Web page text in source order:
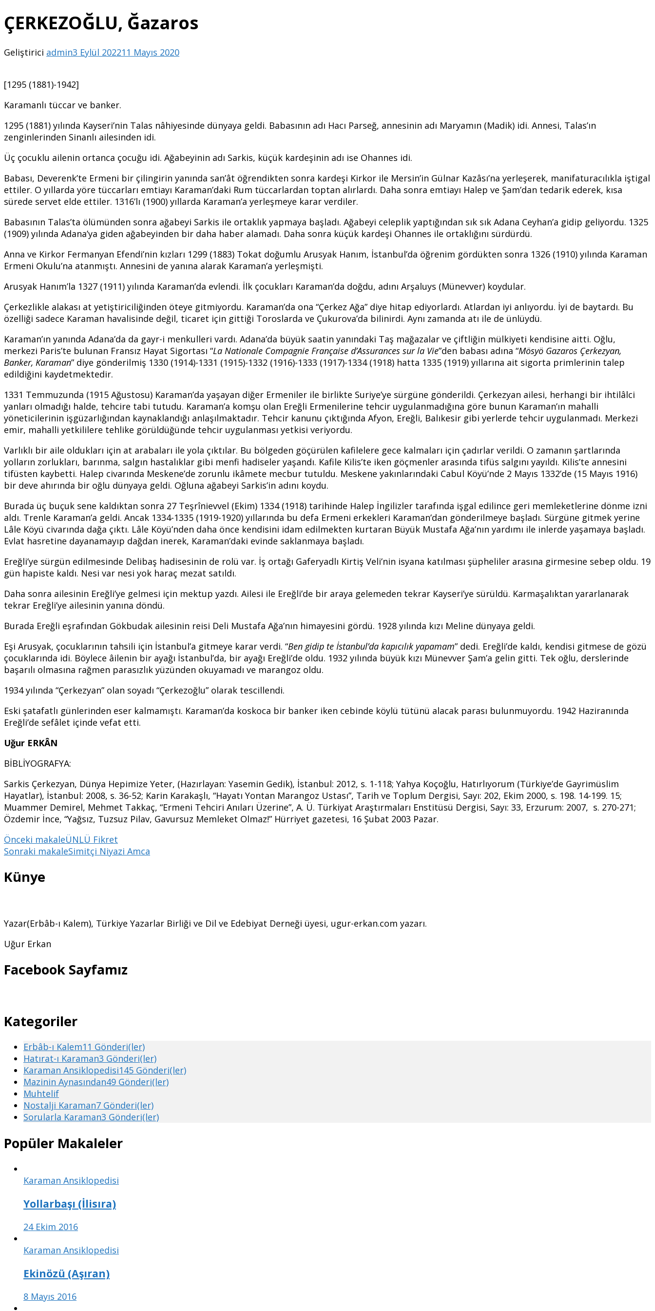
ÇERKEZOĞLU, Ğazaros
Geliştirici admin3 Eylül 202211 Mayıs 2020
[1295 (1881)-1942]
Karamanlı tüccar ve banker.
1295 (1881) yılında Kayseri’nin Talas nâhiyesinde dünyaya geldi. Babasının adı Hacı Parseğ, annesinin adı Maryamın (Madik) idi. Annesi, Talas’ın
zenginlerinden Sinanlı ailesinden idi.
Üç çocuklu ailenin ortanca çocuğu idi. Ağabeyinin adı Sarkis, küçük kardeşinin adı ise Ohannes idi.
Babası, Deverenk’te Ermeni bir çilingirin yanında san’ât öğrendikten sonra kardeşi Kirkor ile Mersin’in Gülnar Kazâsı’na yerleşerek, manifaturacılıkla iştigal
ettiler. O yıllarda yöre tüccarları emtiayı Karaman’daki Rum tüccarlardan toptan alırlardı. Daha sonra emtiayı Halep ve Şam’dan tedarik ederek, kısa
sürede servet elde ettiler. 1316’lı (1900) yıllarda Karaman’a yerleşmeye karar verdiler.
Babasının Talas’ta ölümünden sonra ağabeyi Sarkis ile ortaklık yapmaya başladı. Ağabeyi celeplik yaptığından sık sık Adana Ceyhan’a gidip geliyordu. 1325
(1909) yılında Adana’ya giden ağabeyinden bir daha haber alamadı. Daha sonra küçük kardeşi Ohannes ile ortaklığını sürdürdü.
Anna ve Kirkor Fermanyan Efendi’nin kızları 1299 (1883) Tokat doğumlu Arusyak Hanım, İstanbul’da öğrenim gördükten sonra 1326 (1910) yılında Karaman
Ermeni Okulu’na atanmıştı. Annesini de yanına alarak Karaman’a yerleşmişti.
Arusyak Hanım’la 1327 (1911) yılında Karaman’da evlendi. İlk çocukları Karaman’da doğdu, adını Arşaluys (Münevver) koydular.
Çerkezlikle alakası at yetiştiriciliğinden öteye gitmiyordu. Karaman’da ona “Çerkez Ağa” diye hitap ediyorlardı. Atlardan iyi anlıyordu. İyi de baytardı. Bu
özelliği sadece Karaman havalisinde değil, ticaret için gittiği Toroslarda ve Çukurova’da bilinirdi. Aynı zamanda atı ile de ünlüydü.
Karaman’ın yanında Adana’da da gayr-i menkulleri vardı. Adana’da büyük saatin yanındaki Taş mağazalar ve çiftliğin mülkiyeti kendisine aitti. Oğlu,
merkezi Paris’te bulunan Fransız Hayat Sigortası “La Nationale Compagnie Française d’Assurances sur la Vie”den babası adına “Mösyö Gazaros Çerkezyan,
Banker, Karaman” diye gönderilmiş 1330 (1914)-1331 (1915)-1332 (1916)-1333 (1917)-1334 (1918) hatta 1335 (1919) yıllarına ait sigorta primlerinin talep
edildiğini kaydetmektedir.
1331 Temmuzunda (1915 Ağustosu) Karaman’da yaşayan diğer Ermeniler ile birlikte Suriye’ye sürgüne gönderildi. Çerkezyan ailesi, herhangi bir ihtilâlci
yanları olmadığı halde, tehcire tabi tutudu. Karaman’a komşu olan Ereğli Ermenilerine tehcir uygulanmadığına göre bunun Karaman’ın mahalli
yöneticilerinin işgüzarlığından kaynaklandığı anlaşılmaktadır. Tehcir kanunu çıktığında Afyon, Ereğli, Balıkesir gibi yerlerde tehcir uygulanmadı. Merkezi
emir, mahalli yetkililere tehlike görüldüğünde tehcir uygulanması yetkisi veriyordu.
Varlıklı bir aile oldukları için at arabaları ile yola çıktılar. Bu bölgeden göçürülen kafilelere gece kalmaları için çadırlar verildi. O zamanın şartlarında
yolların zorlukları, barınma, salgın hastalıklar gibi menfi hadiseler yaşandı. Kafile Kilis’te iken göçmenler arasında tifüs salgını yayıldı. Kilis’te annesini
tifüsten kaybetti. Halep civarında Meskene’de zorunlu ikâmete mecbur tutuldu. Meskene yakınlarındaki Cabul Köyü’nde 2 Mayıs 1332’de (15 Mayıs 1916)
bir deve ahırında bir oğlu dünyaya geldi. Oğluna ağabeyi Sarkis’in adını koydu.
Burada üç buçuk sene kaldıktan sonra 27 Teşrînievvel (Ekim) 1334 (1918) tarihinde Halep İngilizler tarafında işgal edilince geri memleketlerine dönme izni
aldı. Trenle Karaman’a geldi. Ancak 1334-1335 (1919-1920) yıllarında bu defa Ermeni erkekleri Karaman’dan gönderilmeye başladı. Sürgüne gitmek yerine
Lâle Köyü civarında dağa çıktı. Lâle Köyü’nden daha önce kendisini idam edilmekten kurtaran Büyük Mustafa Ağa’nın yardımı ile inlerde yaşamaya başladı.
Evlat hasretine dayanamayıp dağdan inerek, Karaman’daki evinde saklanmaya başladı.
Ereğli’ye sürgün edilmesinde Delibaş hadisesinin de rolü var. İş ortağı Gaferyadlı Kirtiş Veli’nin isyana katılması şüpheliler arasına girmesine sebep oldu. 19
gün hapiste kaldı. Nesi var nesi yok haraç mezat satıldı.
Daha sonra ailesinin Ereğli’ye gelmesi için mektup yazdı. Ailesi ile Ereğli’de bir araya gelemeden tekrar Kayseri’ye sürüldü. Karmaşalıktan yararlanarak
tekrar Ereğli’ye ailesinin yanına döndü.
Burada Ereğli eşrafından Gökbudak ailesinin reisi Deli Mustafa Ağa’nın himayesini gördü. 1928 yılında kızı Meline dünyaya geldi.
Eşi Arusyak, çocuklarının tahsili için İstanbul’a gitmeye karar verdi. “Ben gidip te İstanbul’da kapıcılık yapamam” dedi. Ereğli’de kaldı, kendisi gitmese de gözü
çocuklarında idi. Böylece âilenin bir ayağı İstanbul’da, bir ayağı Ereğli’de oldu. 1932 yılında büyük kızı Münevver Şam’a gelin gitti. Tek oğlu, derslerinde
başarılı olmasına rağmen parasızlık yüzünden okuyamadı ve marangoz oldu.
1934 yılında “Çerkezyan” olan soyadı “Çerkezoğlu” olarak tescillendi.
Eski şatafatlı günlerinden eser kalmamıştı. Karaman’da koskoca bir banker iken cebinde köylü tütünü alacak parası bulunmuyordu. 1942 Haziranında
Ereğli’de sefâlet içinde vefat etti.
Uğur ERKÂN
BİBLİYOGRAFYA:
Sarkis Çerkezyan, Dünya Hepimize Yeter, (Hazırlayan: Yasemin Gedik), İstanbul: 2012, s. 1-118; Yahya Koçoğlu, Hatırlıyorum (Türkiye’de Gayrimüslim
Hayatlar), İstanbul: 2008, s. 36-52; Karin Karakaşlı, “Hayatı Yontan Marangoz Ustası”, Tarih ve Toplum Dergisi, Sayı: 202, Ekim 2000, s. 198. 14-199. 15;
Muammer Demirel, Mehmet Takkaç, “Ermeni Tehciri Anıları Üzerine”, A. Ü. Türkiyat Araştırmaları Enstitüsü Dergisi, Sayı: 33, Erzurum: 2007, s. 270-271;
Özdemir İnce, “Yağsız, Tuzsuz Pilav, Gavursuz Memleket Olmaz!” Hürriyet gazetesi, 16 Şubat 2003 Pazar.
Yazı
dolaşımı
Önceki makaleÜNLÜ Fikret
Sonraki makaleSimitçi Niyazi Amca
Künye
Yazar(Erbâb-ı Kalem), Türkiye Yazarlar Birliği ve Dil ve Edebiyat Derneği üyesi, ugur-erkan.com yazarı.
Uğur Erkan
Facebook Sayfamız
Kategoriler
Erbâb-ı Kalem11 Gönderi(ler)
Hatırat-ı Karaman3 Gönderi(ler)
Karaman Ansiklopedisi145 Gönderi(ler)
Mazinin Aynasından49 Gönderi(ler)
Muhtelif
Nostalji Karaman7 Gönderi(ler)
Sorularla Karaman3 Gönderi(ler)
Popüler Makaleler
Karaman Ansiklopedisi
Yollarbaşı (İlisıra)
24 Ekim 2016
Karaman Ansiklopedisi
Ekinözü (Aşıran)
8 Mayıs 2016